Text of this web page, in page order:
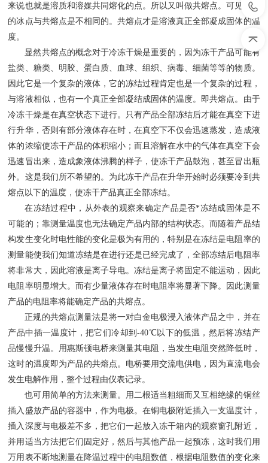
来说也就是溶质和溶媒共同熔化的点。所以又叫做共熔点。可见溶液
的冰点与共熔点是不相同的。共熔点才是溶液真正全部凝成固体的温
度。
显然共熔点的概念对于冷冻干燥是重要的，因为冻干产品可能有
盐类、糖类、明胶、蛋白质、血球、组织、病毒、细菌等等的物质。
因此它是一个复杂的液体，它的冻结过程肯定也是一个复杂的过程，
与溶液相似，也有一个真正全部凝结成固体的温度。即共熔点。由于
冷冻干燥是在真空状态下进行。只有产品全部冻结后才能在真空下进
行升华，否则有部分液体存在时，在真空下不仅会迅速蒸发，造成液
体的浓缩使冻干产品的体积缩小；而且溶解在水中的气体在真空下会
迅速冒出来，造成象液体沸腾的样子，使冻干产品鼓泡，甚至冒出瓶
外。这是我们所不希望的。为此冻干产品在升华开始时必须要冷到共
熔点以下的温度，使冻干产品真正全部冻结。
在冻结过程中，从外表的观察来确定产品是否*冻结成固体是不
可能的；靠测量温度也无法确定产品内部的结构状态。而随着产品结
构发生变化时电性能的变化是极为有用的，特别是在冻结是电阻率的
测量能使我们知道冻结是在进行还是已经完成了，全部冻结后电阻率
将非常大，因此溶液是离子导电。冻结是离子将固定不能运动，因此
电阻率明显增大。而有少量液体存在时电阻率将显著下降。因此测量
产品的电阻率将能确定产品的共熔点。
正规的共熔点测量法是将一对白金电极浸入液体产品之中，并在
产品中插一温度计，把它们冷却到-40℃以下的低温，然后将冻结产
品慢慢升温。用惠斯顿电桥来测量其电阻，当发生电阻突然降低时，
这时的温度即为产品的共熔点。电桥要用交流电供电，因为直流电会
发生电解作用，整个过程由仪表记录。
也可用简单的方法来测量。用二根适当粗细而又互相绝缘的铜丝
插入盛放产品的容器中，作为电极。在铜电极附近插入一支温度计，
插入深度与电极差不多，把它们一起放入冻干箱内的观察窗孔附近，
并用适当方法把它们固定好，然后与其他产品一起预冻，这时我们用
万用表不断地测量在降温过程中的电阻数值，根据电阻数值的变化来